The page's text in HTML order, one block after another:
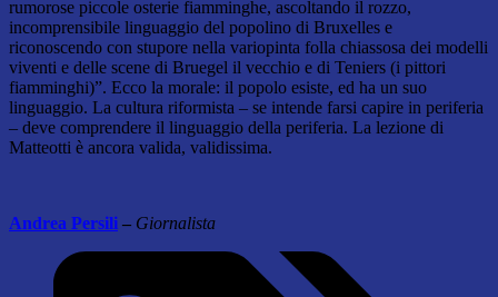
rumorose piccole osterie fiamminghe, ascoltando il rozzo,
incomprensibile linguaggio del popolino di Bruxelles e
riconoscendo con stupore nella variopinta folla chiassosa dei modelli
viventi e delle scene di Bruegel il vecchio e di Teniers (i pittori
fiamminghi)”. Ecco la morale: il popolo esiste, ed ha un suo
linguaggio. La cultura riformista – se intende farsi capire in periferia
– deve comprendere il linguaggio della periferia. La lezione di
Matteotti è ancora valida, validissima.
Andrea Persili – Giornalista